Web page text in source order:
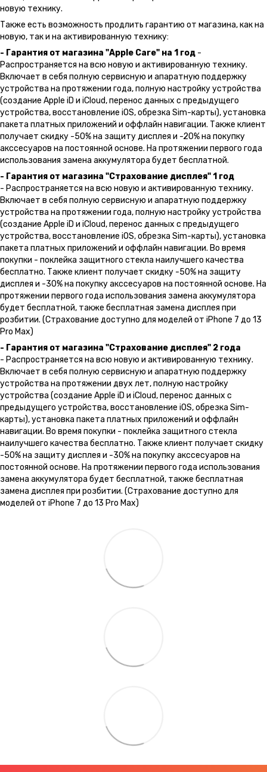
новую технику.
Также есть возможность продлить гарантию от магазина, как на
новую, так и на активированную технику:
- Гарантия от магазина "Apple Care" на 1 год -
Распространяется на всю новую и активированную технику.
Включает в себя полную сервисную и апаратную поддержку
устройства на протяжении года, полную настройку устройства
(создание Apple iD и iCloud, перенос данных с предыдущего
устройства, восстановление iOS, обрезка Sim-карты), установка
пакета платных приложений и оффлайн навигации. Также клиент
получает скидку -50% на защиту дисплея и -20% на покупку
акссесуаров на постоянной основе. На протяжении первого года
использования замена аккумулятора будет бесплатной.
- Гарантия от магазина "Страхование дисплея" 1 год
- Распространяется на всю новую и активированную технику.
Включает в себя полную сервисную и апаратную поддержку
устройства на протяжении года, полную настройку устройства
(создание Apple iD и iCloud, перенос данных с предыдущего
устройства, восстановление iOS, обрезка Sim-карты), установка
пакета платных приложений и оффлайн навигации. Во время
покупки - поклейка защитного стекла наилучшего качества
бесплатно. Также клиент получает скидку -50% на защиту
дисплея и -30% на покупку акссесуаров на постоянной основе. На
протяжении первого года использования замена аккумулятора
будет бесплатной, также бесплатная замена дисплея при
розбитии. (Страхование доступно для моделей от iPhone 7 до 13
Pro Max)
- Гарантия от магазина "Страхование дисплея" 2 года
- Распространяется на всю новую и активированную технику.
Включает в себя полную сервисную и апаратную поддержку
устройства на протяжении двух лет, полную настройку
устройства (создание Apple iD и iCloud, перенос данных с
предыдущего устройства, восстановление iOS, обрезка Sim-
карты), установка пакета платных приложений и оффлайн
навигации. Во время покупки - поклейка защитного стекла
наилучшего качества бесплатно. Также клиент получает скидку
-50% на защиту дисплея и -30% на покупку акссесуаров на
постоянной основе. На протяжении первого года использования
замена аккумулятора будет бесплатной, также бесплатная
замена дисплея при розбитии. (Страхование доступно для
моделей от iPhone 7 до 13 Pro Max)